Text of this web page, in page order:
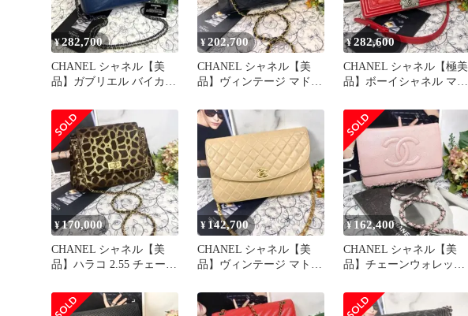
¥282,700
CHANEL シャネル【美
品】ガブリエル バイカラ
ー
¥202,700
CHANEL シャネル【美
品】ヴィンテージ マドモ
ルダー
¥282,600
CHANEL シャネル【極美
品】ボーイシャネル マト
ー
¥170,000
CHANEL シャネル【美
品】ハラコ 2.55 チェーン
¥ 142,700
CHANEL シャネル【美
品】ヴィンテージ マトラ
バッグ
¥162,400
CHANEL シャネル【美
品】チェーンウォレット
ダー